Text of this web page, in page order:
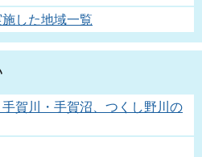
した地域一覧
賀川・手賀沼、つくし野川の